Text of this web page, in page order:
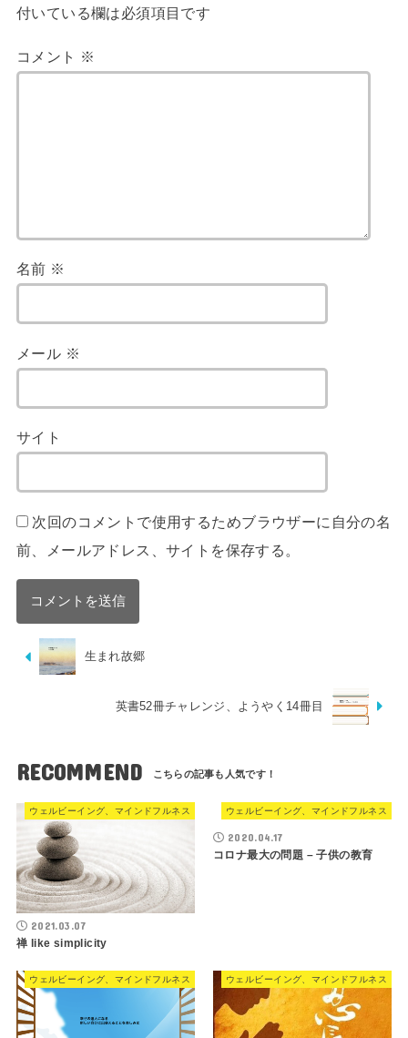
付いている欄は必須項目です
コメント ※
名前 ※
メール ※
サイト
次回のコメントで使用するためブラウザーに自分の名
前、メールアドレス、サイトを保存する。
生まれ故郷
英書52冊チャレンジ、ようやく14冊目
RECOMMEND
ウェルビーイング、マインドフルネス
2021.03.07
禅 like simplicity
ウェルビーイング、マインドフルネス
2020.04.17
コロナ最大の問題 – 子供の教育
ウェルビーイング、マインドフルネス ウェルビーイング、マインドフルネス